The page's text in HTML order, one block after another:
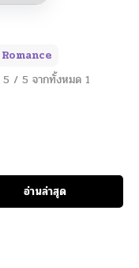
Romance
5 / 5 จากทั้งหมด 1
อ่านล่าสุด